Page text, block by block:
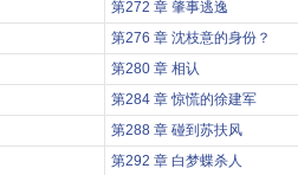
第272 章 肇事逃逸
第276 章 沈枝意的身份？
第280 章 相认
第284 章 惊慌的徐建军
第288 章 碰到苏扶风
第292 章 白梦蝶杀人